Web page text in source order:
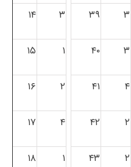
۳ ۳۹ ۳ ۱۴
۳ ۴۰ ۱ ۱۵
۴ ۴۱ ۲ ۱۶
۲ ۴۲ ۴ ۱۷
۲ ۴۳ ۱ ۱۸